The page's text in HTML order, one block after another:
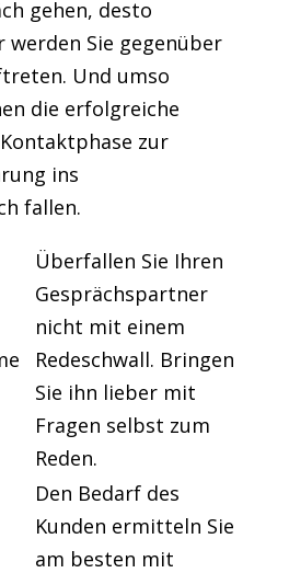
gehen, desto
Sie gegenüber
Und umso
die erfolgreiche
zur
ins
fallen.
Überfallen Sie Ihren
Gesprächspartner
nicht mit einem
Redeschwall. Bringen
Sie ihn lieber mit
Fragen selbst zum
Reden.
Den Bedarf des
Kunden ermitteln Sie
am besten mit